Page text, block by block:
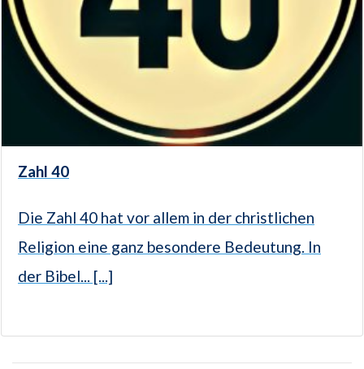
Zahl 40
Die Zahl 40 hat vor allem in der christlichen
Religion eine ganz besondere Bedeutung. In
der Bibel... [...]